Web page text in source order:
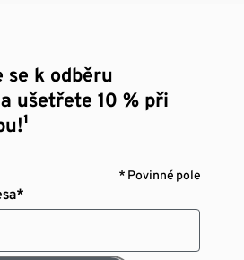
k odběru
ušetřete 10 % při
* Povinné pole